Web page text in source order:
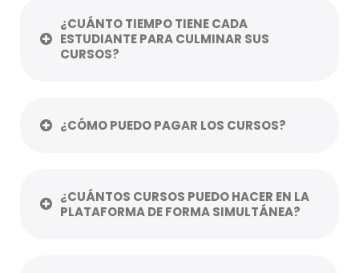
¿CUÁNTO TIEMPO TIENE CADA
ESTUDIANTE PARA CULMINAR SUS
CURSOS?
¿CÓMO PUEDO PAGAR LOS CURSOS?
¿CUÁNTOS CURSOS PUEDO HACER EN LA
PLATAFORMA DE FORMA SIMULTÁNEA?